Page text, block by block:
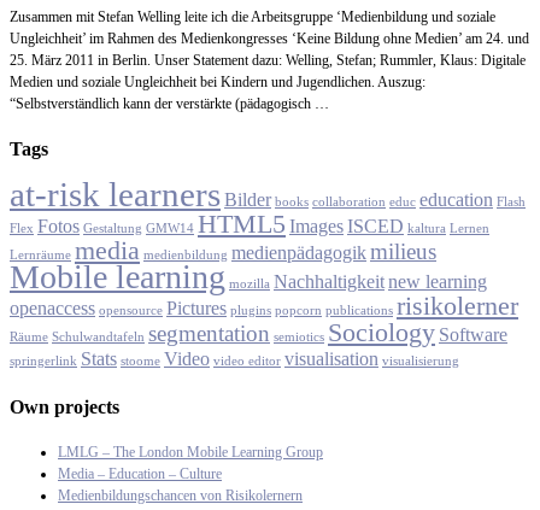
Zusammen mit Stefan Welling leite ich die Arbeitsgruppe ‘Medienbildung und soziale
Ungleichheit’ im Rahmen des Medienkongresses ‘Keine Bildung ohne Medien’ am 24. und
25. März 2011 in Berlin. Unser Statement dazu: Welling, Stefan; Rummler, Klaus: Digitale
Medien und soziale Ungleichheit bei Kindern und Jugendlichen. Auszug:
“Selbstverständlich kann der verstärkte (pädagogisch …
Tags
at-risk learnersBilder books collaboration educ education Flash
Flex Fotos Gestaltung GMW14 HTML5 ImagesISCED kaltura Lernen
Lernräume media medienbildung medienpädagogikmilieus
Mobile learning mozilla Nachhaltigkeitnew learning
openaccess opensource Pictures plugins popcorn publications risikolerner
Räume Schulwandtafeln segmentation semiotics Sociology Software
springerlink Stats stoome Video video editor visualisation visualisierung
Own projects
LMLG – The London Mobile Learning Group
Media – Education – Culture
Medienbildungschancen von Risikolernern